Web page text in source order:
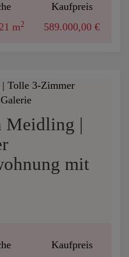
m2
Kaufpreis
589.000,00 €
Meidling |
mit
Kaufpreis